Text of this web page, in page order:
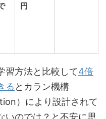
円
習方法と比較して4倍
る とカラン機構
）により設計されて
いのでは？と不安に思